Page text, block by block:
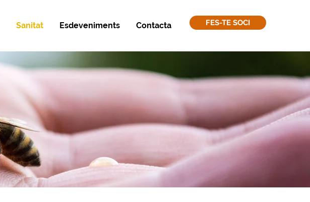
Sanitat Esdeveniments Contacta FES-TE SOCI